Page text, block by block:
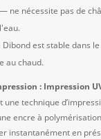
ne nécessite pas de
est stable dans
au chaud.
: Impression
une technique
encre à
instantanément en